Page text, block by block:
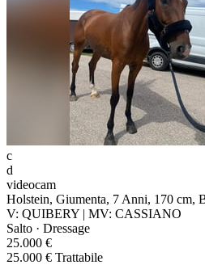
c
d
videocam
Holstein, Giumenta, 7 Anni, 170 cm,
V: QUIBERY | MV: CASSIANO
Salto · Dressage
25.000 €
25.000 € Trattabile